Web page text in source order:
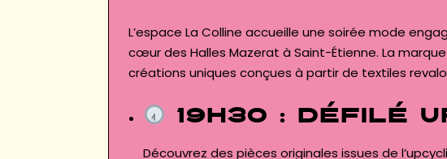
L’espace La Colline accueille une soirée mode
cœur des Halles Mazerat à Saint-Étienne. La
créations uniques conçues à partir de textiles
19h30 : Défilé
Découvrez des pièces originales issues de